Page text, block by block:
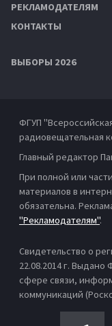
РЕКЛАМОДАТЕЛЯМ
КОНТАКТЫ
ВЫБОРЫ 2026
ФГУП
радиовещательная
Главный редактор
При полной или
материалов в
обязательна.
"Рекламодателям".
Свидетельство о
22.08.2014 г.
сфере связи,
коммуникаций